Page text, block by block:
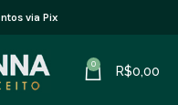
via Pix
0 R$0,00